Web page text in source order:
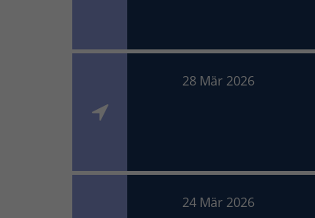
28 Mär 2026
24 Mär 2026